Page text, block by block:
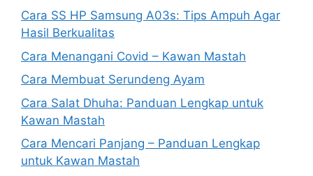
Cara SS HP Samsung A03s: Tips Ampuh Agar
Hasil Berkualitas
Cara Menangani Covid – Kawan Mastah
Cara Membuat Serundeng Ayam
Cara Salat Dhuha: Panduan Lengkap untuk
Kawan Mastah
Cara Mencari Panjang – Panduan Lengkap
untuk Kawan Mastah